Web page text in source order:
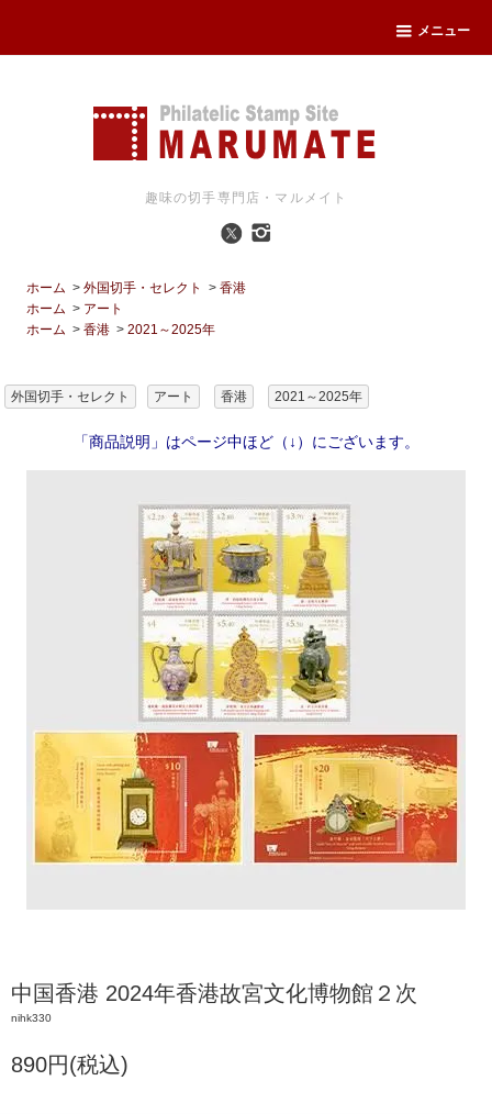
メニュー
趣味の切手専門店・マルメイト
ホーム >外国切手・セレクト >香港
ホーム > アート
ホーム >香港 >2021～2025年
外国切手・セレクト アート 香港 2021～2025年
「商品説明」はページ中ほど（↓）にございます。
中国香港 2024年香港故宮文化博物館２次
nihk330
890円(税込)